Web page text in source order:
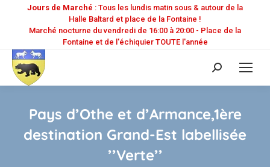
Jours de Marché : Tous les lundis matin sous & autour de la
Halle Baltard et place de la Fontaine !
Marché nocturne du vendredi de 16:00 à 20:00 - Place de la
Fontaine et de l'échiquier TOUTE l'année
Recherche
:
Pays d’Othe et d’Armance,1ère
destination Grand-Est labellisée
’’Verte’’